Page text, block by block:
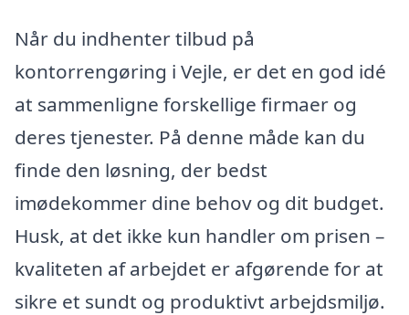
Når du indhenter tilbud på
kontorrengøring i Vejle, er det en god idé
at sammenligne forskellige firmaer og
deres tjenester. På denne måde kan du
finde den løsning, der bedst
imødekommer dine behov og dit budget.
Husk, at det ikke kun handler om prisen –
kvaliteten af arbejdet er afgørende for at
sikre et sundt og produktivt arbejdsmiljø.